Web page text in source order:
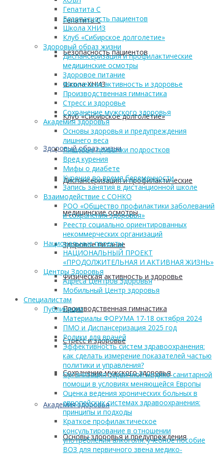
Гепатита С
Безопасность пациентов
Школа ХНИЗ
Клуб «Сибирское долголетие»
Здоровый образ жизни
Диспансеризация и профилактические
медицинские осмотры
Здоровое питание
Физическая активность и здоровье
Производственная гимнастика
Стресс и здоровье
Сохранение мужского здоровья
Академия здоровья
Основы здоровья и предупреждения
Гепатита С
Безопасность пациентов
Школа ХНИЗ
Клуб «Сибирское долголетие»
Здоровый образ жизни
Диспансеризация и профилактические
медицинские осмотры
Здоровое питание
Физическая активность и здоровье
Производственная гимнастика
Стресс и здоровье
Сохранение мужского здоровья
Академия здоровья
Основы здоровья и предупреждения
лишнего веса
Пищевые привычки подростков
Вред курения
Мифы о диабете
Курение во время беременности
Запись занятия в дистанционной школе
Взаимодействие с СОНКО
РОО «Общество профилактики заболеваний
и сохранения здоровья»
Реестр социально ориентированных
некоммерческих организаций
Национальные проекты
НАЦИОНАЛЬНЫЙ ПРОЕКТ
«ПРОДОЛЖИТЕЛЬНАЯ И АКТИВНАЯ ЖИЗНЬ»
Центры Здоровья
Адреса Центров Здоровья
Мобильный Центр здоровья
Cпециалистам
Публикации
Материалы ФОРУМА 17-18 октября 2024
ПМО и Диспансеризация 2025 год
Ролики для врачей
Эффективность систем здравоохранения:
как сделать измерение показателей частью
политики и управления?
Организация первичной медико-санитарной
помощи в условиях меняющейся Европы
Оценка ведения хронических больных в
европейских системах здравоохранения:
принципы и подходы
Краткое профилактическое
консультирование в отношении
употребления алкоголя: учебное пособие
ВОЗ для первичного звена медико-